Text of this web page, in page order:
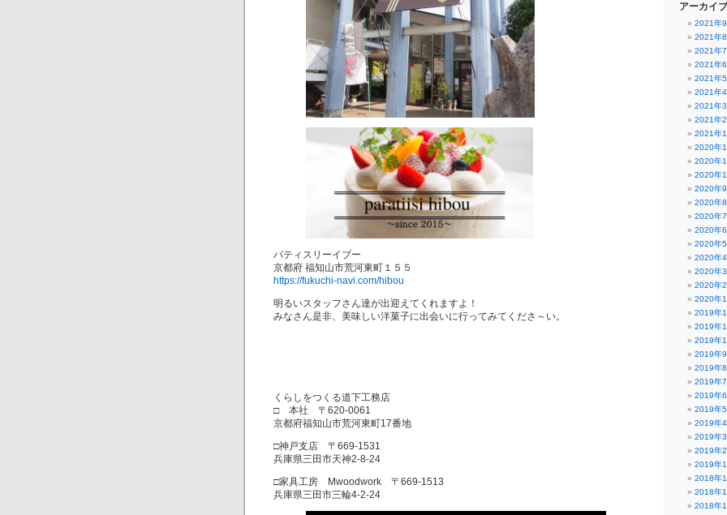
パティスリーイブー
京都府 福知山市荒河東町１５５
https://fukuchi-navi.com/hibou
明るいスタッフさん達が出迎えてくれますよ！
みなさん是非、美味しい洋菓子に出会いに行ってみてくださ～い。
くらしをつくる道下工務店
□ 本社 〒620-0061
京都府福知山市荒河東町17番地
□神戸支店 〒669-1531
兵庫県三田市天神2-8-24
□家具工房 Mwoodwork 〒669-1513
兵庫県三田市三輪4-2-24
アーカイブ
2021年9
2021年8
2021年7
2021年6
2021年5
2021年4
2021年3
2021年2
2021年1
2020年
2020年
2020年
2020年9
2020年8
2020年7
2020年6
2020年5
2020年4
2020年3
2020年2
2020年1
2019年
2019年
2019年
2019年9
2019年8
2019年7
2019年6
2019年5
2019年4
2019年3
2019年2
2019年1
2018年
2018年
2018年